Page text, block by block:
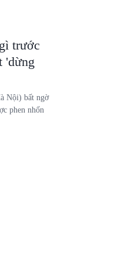
trước
'dừng
Nội) bất ngờ
phen nhốn